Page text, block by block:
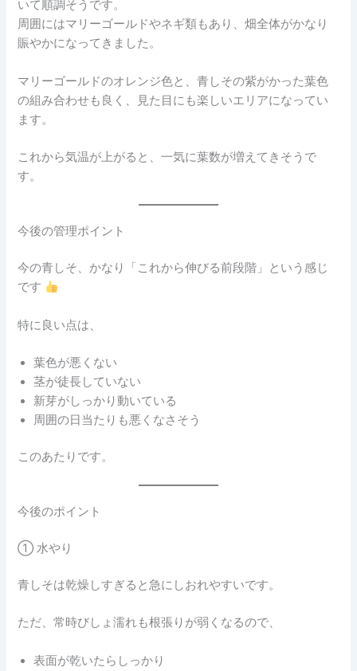
いて順調そうです。
周囲にはマリーゴールドやネギ類もあり、畑全体がかなり
賑やかになってきました。
マリーゴールドのオレンジ色と、青しその紫がかった葉色
の組み合わせも良く、見た目にも楽しいエリアになってい
ます。
これから気温が上がると、一気に葉数が増えてきそうで
す。
今後の管理ポイント
今の青しそ、かなり「これから伸びる前段階」という感じ
です
特に良い点は、
葉色が悪くない
茎が徒長していない
新芽がしっかり動いている
周囲の日当たりも悪くなさそう
このあたりです。
今後のポイント
① 水やり
青しそは乾燥しすぎると急にしおれやすいです。
ただ、常時びしょ濡れも根張りが弱くなるので、
表面が乾いたらしっかり